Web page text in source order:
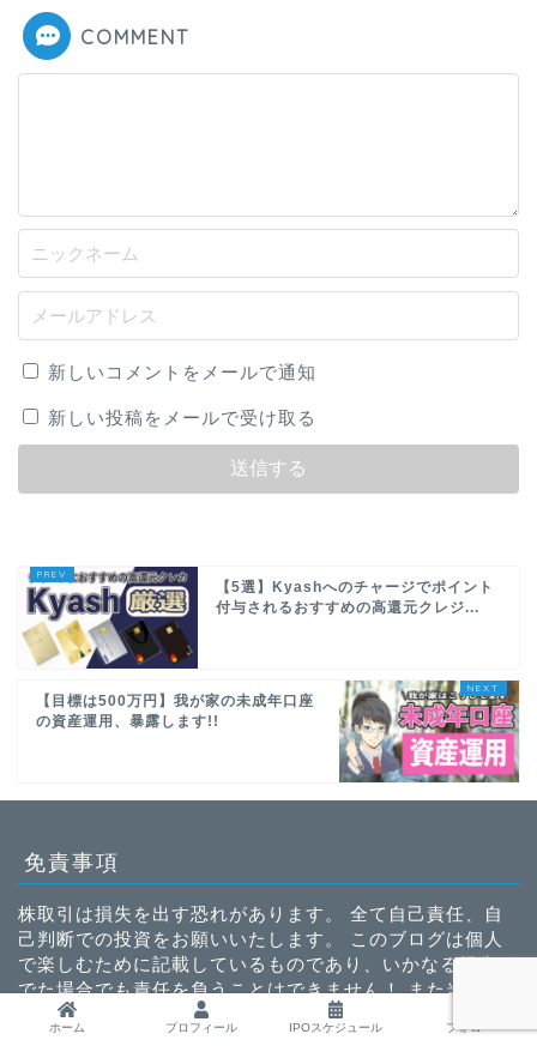
COMMENT
新しいコメントをメールで通知
新しい投稿をメールで受け取る
【5選】Kyashへのチャージでポイント
付与されるおすすめの高還元クレジ...
【目標は500万円】我が家の未成年口座
の資産運用、暴露します!!
免責事項
株取引は損失を出す恐れがあります。 全て自己責任、自
己判断での投資をお願いいたします。 このブログは個人
で楽しむために記載しているものであり、いかなる損失が
でた場合でも責任を負うことはできません！ また当ブロ
グに記載されている仮想通貨とは暗号資産のことを指しま
す。
ホーム プロフィール IPOスケジュール フォロー